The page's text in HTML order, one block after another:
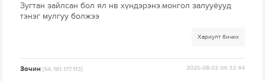
Зугтан зайлсан бол ял нв хүндэрэнэ.монгол залууёууд
тэнэг мулгуу болжээ
Хариулт бичих
Зочин[66.181.177.113] 2025-08-02 04:32:44